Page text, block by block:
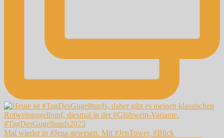
Mal wieder in #Jena gewesen. Mit #JenTower, #Blick